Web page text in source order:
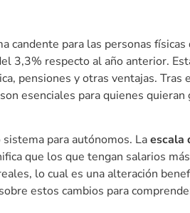
candente para las personas
3,3% respecto al año anterior.
pensiones y otras ventajas.
esenciales para quienes
para autónomos. Laescala
que los que tengan salarios
lo cual es una alteración
estos cambios para